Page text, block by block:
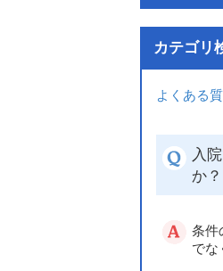
カテゴリ
よくある
入
か？
条件
でな